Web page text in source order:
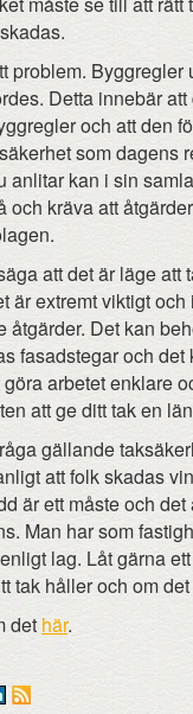
problem.
Detta innebär
och att den
som dagens
anlitar kan i sin
och kräva att
att det är läge att
är extremt viktigt
åtgärder. Det kan
fasadstegar och
göra arbetet enklare
att ge ditt tak en
gällande
att folk skadas
är ett måste och
Man har som
lag. Låt gärna
tak håller och om
det här.